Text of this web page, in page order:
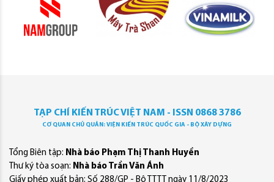
TẠP CHÍ KIẾN TRÚC VIỆT NAM - ISSN 0868 3786
CƠ QUAN CHỦ QUẢN: VIỆN KIẾN TRÚC QUỐC GIA - BỘ XÂY DỰNG
Tổng Biên tập: Nhà báo Phạm Thị Thanh Huyền
Thư ký tòa soạn: Nhà báo Trần Văn Ánh
Giấy phép xuất bản: Số 288/GP - Bộ TTTT ngày 11/8/2023